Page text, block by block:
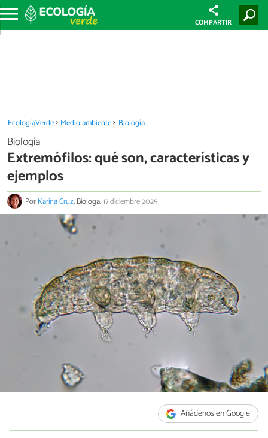
COMPARTIR
EcologíaVerde Medio ambiente Biología
Biología
Extremófilos: qué son, características y
ejemplos
PorKarina Cruz, Bióloga.17 diciembre 2025
Añádenos en Google